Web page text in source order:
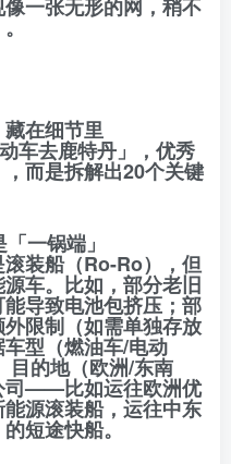
一张无形的网，稍不
在细节里
车去鹿特丹」，优秀
而是拆解出20个关键
一锅端」
装船（Ro-Ro），但
车。比如，部分老旧
导致电池包挤压；部
限制（如需单独存放
型（燃油车/电动
目的地（欧洲/东南
司——比如运往欧洲优
源滚装船，运往中东
短途快船。